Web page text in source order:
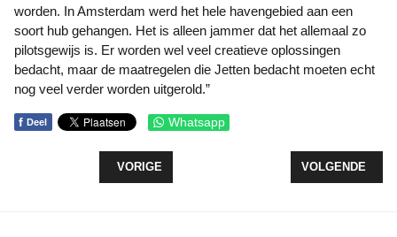
worden. In Amsterdam werd het hele havengebied aan een
soort hub gehangen. Het is alleen jammer dat het allemaal zo
pilotsgewijs is. Er worden wel veel creatieve oplossingen
bedacht, maar de maatregelen die Jetten bedacht moeten echt
nog veel verder worden uitgerold.”
f Deel Whatsapp
VORIG ARTIKEL: VINDT U AUTORIJDEN IN HET
VORIGE VOLGENDE
VOLGENDE